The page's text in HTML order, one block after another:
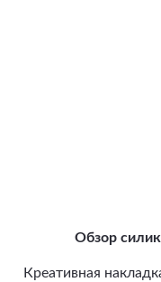
Обзор
Креативная